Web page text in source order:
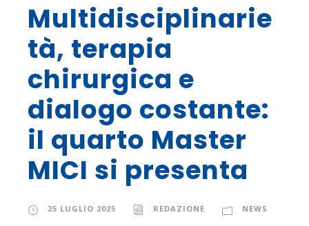
Multidisciplinarie
tà, terapia
chirurgica e
dialogo costante:
il quarto Master
MICI si presenta
25 LUGLIO 2025 REDAZIONE NEWS